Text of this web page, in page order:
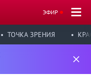
ЭФИР
ТОЧКА ЗРЕНИЯ